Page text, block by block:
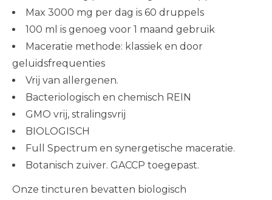
Max 3000 mg per dag is 60 druppels
100 ml is genoeg voor 1 maand gebruik
Maceratie methode: klassiek en door
geluidsfrequenties
Vrij van allergenen.
Bacteriologisch en chemisch REIN
GMO vrij, stralingsvrij
BIOLOGISCH
Full Spectrum en synergetische maceratie.
Botanisch zuiver. GACCP toegepast.
Onze tincturen bevatten biologisch